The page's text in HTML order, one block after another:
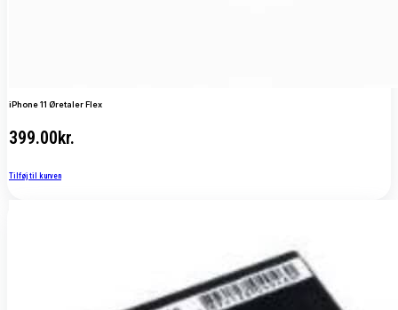
iPhone 11 Øretaler Flex
399.00kr.
Tilføj til kurven